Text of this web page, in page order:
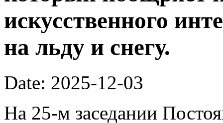
искусственного
на льду и снегу.
Date: 2025-12-03
На 25-м заседании